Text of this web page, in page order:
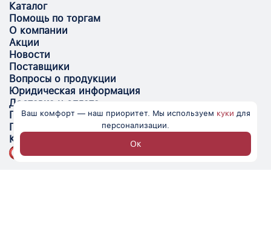
Каталог
Помощь по торгам
О компании
Акции
Новости
Поставщики
Вопросы о продукции
Юридическая информация
Доставка и оплата
Поставщикам
Помощь
Контакты
Ваш комфорт — наш приоритет. Мы используем куки для
персонализации.
Ок